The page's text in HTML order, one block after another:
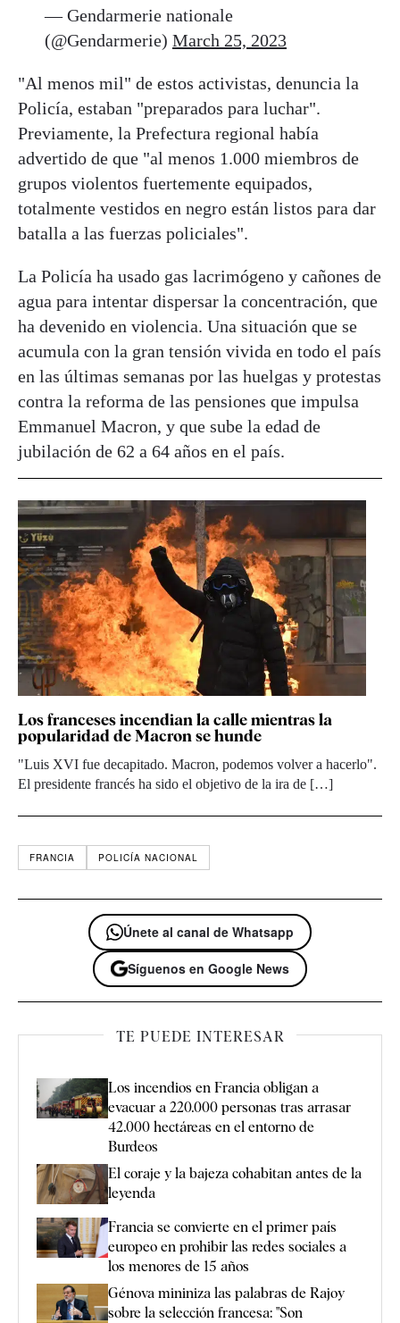
— Gendarmerie nationale
(@Gendarmerie) March 25, 2023
"Al menos mil" de estos activistas, denuncia la
Policía, estaban "preparados para luchar".
Previamente, la Prefectura regional había
advertido de que "al menos 1.000 miembros de
grupos violentos fuertemente equipados,
totalmente vestidos en negro están listos para dar
batalla a las fuerzas policiales".
La Policía ha usado gas lacrimógeno y cañones de
agua para intentar dispersar la concentración, que
ha devenido en violencia. Una situación que se
acumula con la gran tensión vivida en todo el país
en las últimas semanas por las huelgas y protestas
contra la reforma de las pensiones que impulsa
Emmanuel Macron, y que sube la edad de
jubilación de 62 a 64 años en el país.
Los franceses incendian la calle mientras la
popularidad de Macron se hunde
"Luis XVI fue decapitado. Macron, podemos volver a hacerlo".
El presidente francés ha sido el objetivo de la ira de […]
FRANCIA POLICÍA NACIONAL
Únete al canal de Whatsapp
Síguenos en Google News
TE PUEDE INTERESAR
Los incendios en Francia obligan a
evacuar a 220.000 personas tras arrasar
42.000 hectáreas en el entorno de
Burdeos
El coraje y la bajeza cohabitan antes de la
leyenda
Francia se convierte en el primer país
europeo en prohibir las redes sociales a
los menores de 15 años
Génova mininiza las palabras de Rajoy
sobre la selección francesa: "Son